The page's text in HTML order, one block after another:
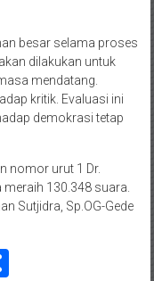
besar selama proses
dilakukan untuk
mendatang.
kritik. Evaluasi ini
demokrasi tetap
nomor urut 1 Dr.
130.348 suara.
Sutjidra, Sp.OG-Gede
Share